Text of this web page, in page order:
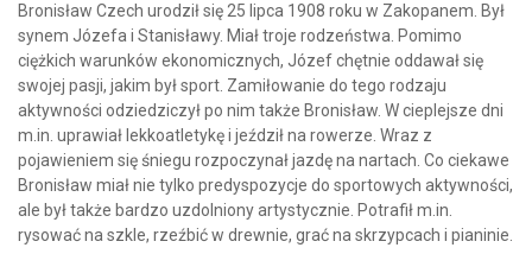
Bronisław Czech urodził się 25 lipca 1908 roku w Zakopanem. Był
synem Józefa i Stanisławy. Miał troje rodzeństwa. Pomimo
ciężkich warunków ekonomicznych, Józef chętnie oddawał się
swojej pasji, jakim był sport. Zamiłowanie do tego rodzaju
aktywności odziedziczył po nim także Bronisław. W cieplejsze dni
m.in. uprawiał lekkoatletykę i jeździł na rowerze. Wraz z
pojawieniem się śniegu rozpoczynał jazdę na nartach. Co ciekawe
Bronisław miał nie tylko predyspozycje do sportowych aktywności,
ale był także bardzo uzdolniony artystycznie. Potrafił m.in.
rysować na szkle, rzeźbić w drewnie, grać na skrzypcach i pianinie.